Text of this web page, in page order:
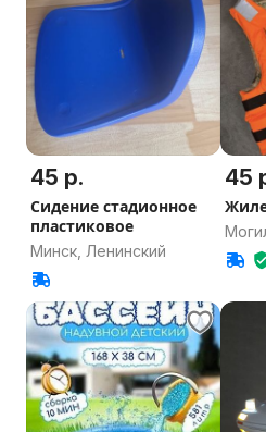
45 р.
Сидение стадионное
пластиковое
Минск, Ленинский
45